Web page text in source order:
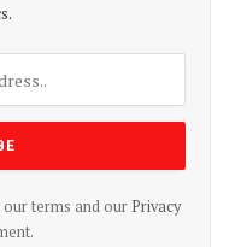
our terms and our Privacy